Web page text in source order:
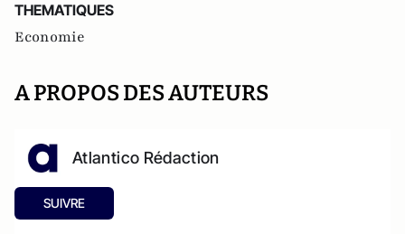
THEMATIQUES
Economie
A PROPOS DES AUTEURS
Atlantico Rédaction
SUIVRE